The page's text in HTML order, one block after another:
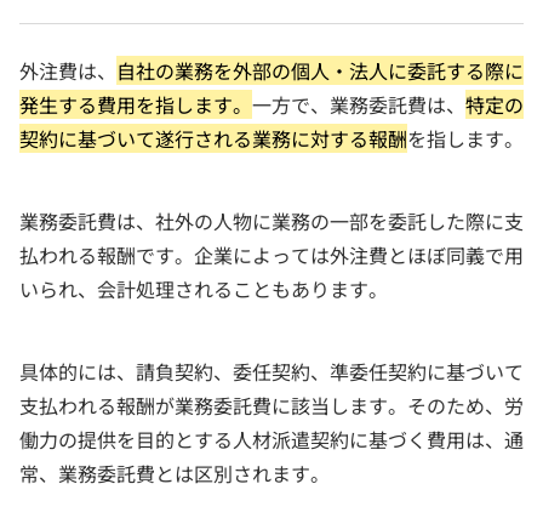
外注費は、 自社の業務を外部の個人・法人に委託する際に
発生する費用を指します。 一方で、業務委託費は、 特定の
契約に基づいて遂行される業務に対する報酬を指します。
業務委託費は、社外の人物に業務の一部を委託した際に支
払われる報酬です。企業によっては外注費とほぼ同義で用
いられ、会計処理されることもあります。
具体的には、請負契約、委任契約、準委任契約に基づいて
支払われる報酬が業務委託費に該当します。そのため、労
働力の提供を目的とする人材派遣契約に基づく費用は、通
常、業務委託費とは区別されます。